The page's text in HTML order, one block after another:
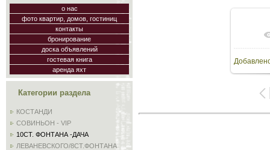
о нас
фото квартир, домов, гостиниц
контакты
бронирование
доска объявлений
гостевая книга
аренда яхт
Категории раздела
КОСТАНДИ
СОВИНЬОН - VIP
10СТ. ФОНТАНА -ДАЧА
ЛЕВАНЕВСКОГО/8СТ.ФОНТАНА